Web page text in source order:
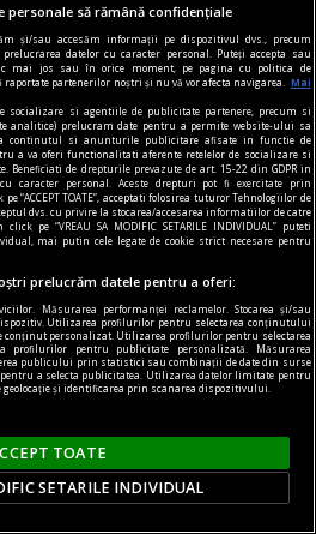
lui este impresionantă și
nu poate să nu
gîndindu-se la el.
și din prezent
personale să rămână confidențiale
și/sau accesăm informații pe dispozitivul dvs., precum
datelor cu caracter personal. Puteți accepta sau
mai jos sau în orice moment, pe pagina cu politica de
raportate partenerilor noștri și nu vă vor afecta navigarea.
Mai
socializare si agentiile de publicitate partenere, precum si
analitice) prelucram date pentru a permite website-ului sa
continutul si anunturile publicitare afisate in functie de
a va oferi functionalitati aferente retelelor de socializare si
Beneficiati de drepturile prevazute de art. 15-22 din GDPR in
caracter personal. Aceste drepturi pot fi exercitate prin
pe “ACCEPT TOATE”, acceptati folosirea tuturor Tehnologiilor de
dvs. cu privire la stocarea/accesarea informatiilor de catre
pe “VREAU SA MODIFIC SETARILE INDIVIDUAL” puteti
mai putin cele legate de cookie strict necesare pentru
prelucrăm datele pentru a oferi:
Măsurarea performanței reclamelor. Stocarea și/sau
Utilizarea profilurilor pentru selectarea conținutului
conținut personalizat. Utilizarea profilurilor pentru selectarea
profilurilor pentru publicitate personalizată. Măsurarea
publicului prin statistici sau combinații de date din surse
a selecta publicitatea. Utilizarea datelor limitate pentru
geolocație și identificarea prin scanarea dispozitivului.
TOATE
SETARILE INDIVIDUAL